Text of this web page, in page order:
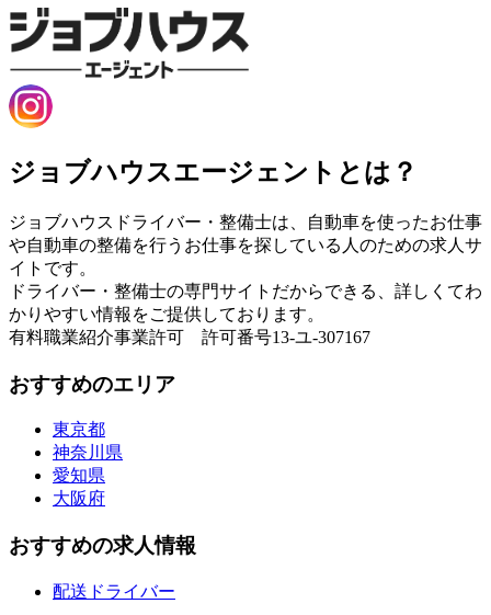
ジョブハウスエージェントとは？
ジョブハウスドライバー・整備士は、自動車を使ったお仕事
や自動車の整備を行うお仕事を探している人のための求人サ
イトです。
ドライバー・整備士の専門サイトだからできる、詳しくてわ
かりやすい情報をご提供しております。
有料職業紹介事業許可 許可番号13-ユ-307167
おすすめのエリア
東京都
神奈川県
愛知県
大阪府
おすすめの求人情報
配送ドライバー